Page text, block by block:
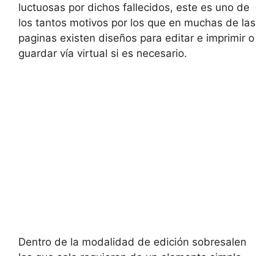
luctuosas por dichos fallecidos, este es uno de
los tantos motivos por los que en muchas de las
paginas existen diseños para editar e imprimir o
guardar vía virtual si es necesario.
Dentro de la modalidad de edición sobresalen